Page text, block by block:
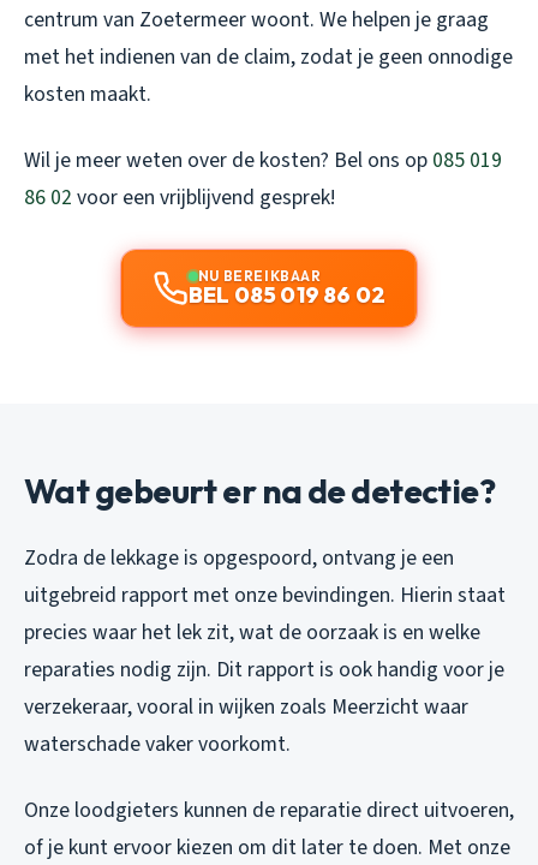
centrum van Zoetermeer woont. We helpen je graag
met het indienen van de claim, zodat je geen onnodige
kosten maakt.
Wil je meer weten over de kosten? Bel ons op 085 019
86 02 voor een vrijblijvend gesprek!
NU BEREIKBAAR
BEL 085 019 86 02
Wat gebeurt er na de detectie?
Zodra de lekkage is opgespoord, ontvang je een
uitgebreid rapport met onze bevindingen. Hierin staat
precies waar het lek zit, wat de oorzaak is en welke
reparaties nodig zijn. Dit rapport is ook handig voor je
verzekeraar, vooral in wijken zoals Meerzicht waar
waterschade vaker voorkomt.
Onze loodgieters kunnen de reparatie direct uitvoeren,
of je kunt ervoor kiezen om dit later te doen. Met onze